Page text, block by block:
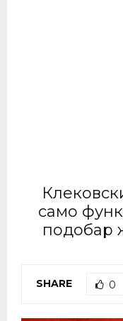
само
подобар
SHARE 0